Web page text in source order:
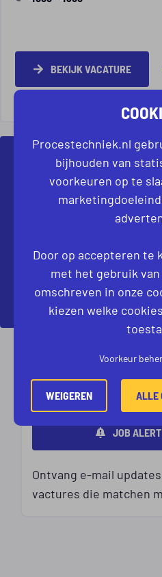
BEKIJK VACATURE
NIET DIRECT JOUW
Laat ons weten welke
KOM IN
80 VAN 85
VORIGE 1 … 8 9
JOB
Ontvang e-mail
vactures die matchen
Procestechniek.nl
bijhouden van
voorkeuren op te
Door op accepteren te
met het gebruik van
omschreven in onze
kiezen welke
Voorkeur
WEIGEREN ALLE